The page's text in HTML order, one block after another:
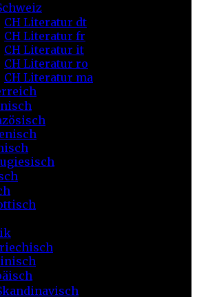
CH Literatur dt
CH Literatur fr
CH Literatur it
CH Literatur ro
CH Literatur ma